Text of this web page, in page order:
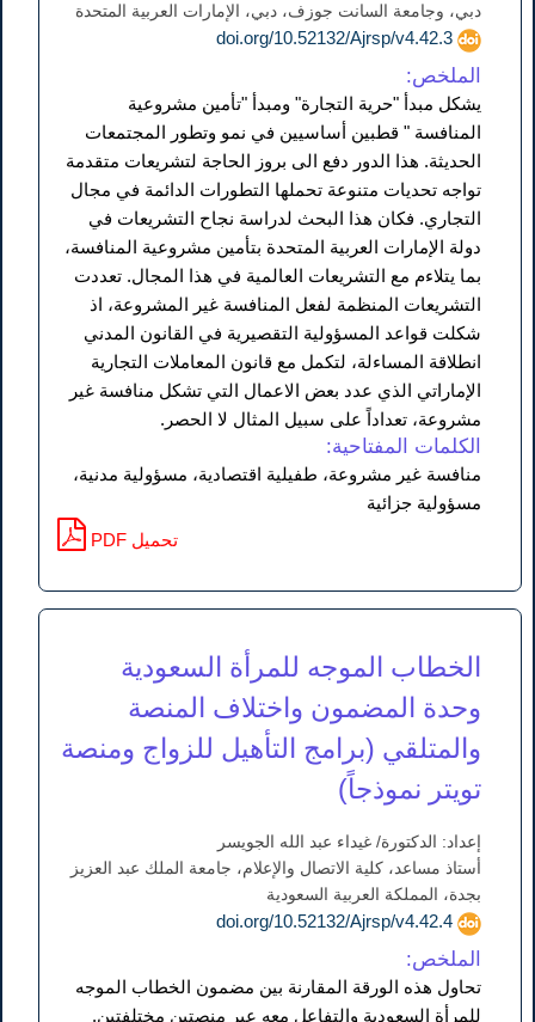
دبي، وجامعة السانت جوزف، دبي، الإمارات العربية المتحدة
doi.org/10.52132/Ajrsp/v4.42.3
الملخص:
يشكل مبدأ "حرية التجارة" ومبدأ "تأمين مشروعية
المنافسة " قطبين أساسيين في نمو وتطور المجتمعات
الحديثة. هذا الدور دفع الى بروز الحاجة لتشريعات متقدمة
تواجه تحديات متنوعة تحملها التطورات الدائمة في مجال
التجاري. فكان هذا البحث لدراسة نجاح التشريعات في
دولة الإمارات العربية المتحدة بتأمين مشروعية المنافسة،
بما يتلاءم مع التشريعات العالمية في هذا المجال. تعددت
التشريعات المنظمة لفعل المنافسة غير المشروعة، اذ
شكلت قواعد المسؤولية التقصيرية في القانون المدني
انطلاقة المساءلة، لتكمل مع قانون المعاملات التجارية
الإماراتي الذي عدد بعض الاعمال التي تشكل منافسة غير
مشروعة، تعداداً على سبيل المثال لا الحصر.
الكلمات المفتاحية:
منافسة غير مشروعة، طفيلية اقتصادية، مسؤولية مدنية،
مسؤولية جزائية
PDF تحميل
الخطاب الموجه للمرأة السعودية
وحدة المضمون واختلاف المنصة
والمتلقي (برامج التأهيل للزواج ومنصة
تويتر نموذجاً)
إعداد: الدكتورة/ غيداء عبد الله الجويسر
أستاذ مساعد، كلية الاتصال والإعلام، جامعة الملك عبد العزيز
بجدة، المملكة العربية السعودية
doi.org/10.52132/Ajrsp/v4.42.4
الملخص:
تحاول هذه الورقة المقارنة بين مضمون الخطاب الموجه
للمرأة السعودية والتفاعل معه عبر منصتين مختلفتين.